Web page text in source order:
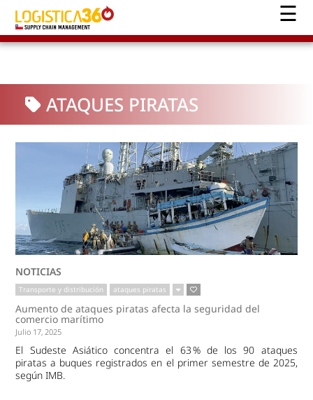
ATAQUES PIRATAS
NOTICIAS
Transporte y distribución ataques piratas
Aumento de ataques piratas afecta la seguridad del
comercio marítimo
Julio 17, 2025
El Sudeste Asiático concentra el 63 % de los 90 ataques
piratas a buques registrados en el primer semestre de 2025,
según IMB.